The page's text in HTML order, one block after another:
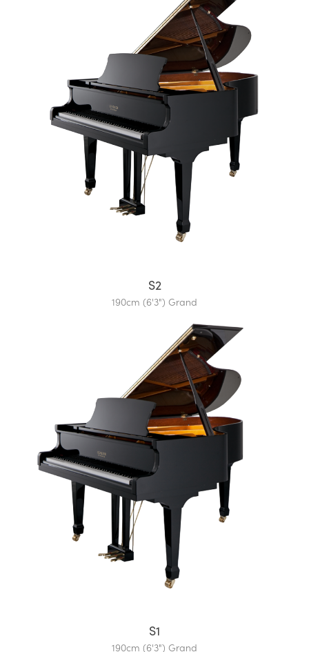
S2
190cm (6'3") Grand
S1
190cm (6'3") Grand